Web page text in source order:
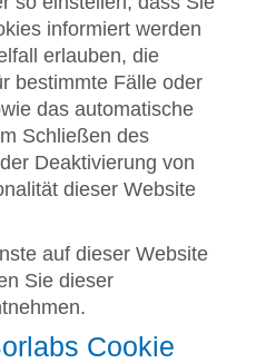
informiert werden
erlauben, die
bestimmte Fälle oder
das automatische
Schließen des
Deaktivierung von
dieser Website
auf dieser Website
Sie dieser
Cookie